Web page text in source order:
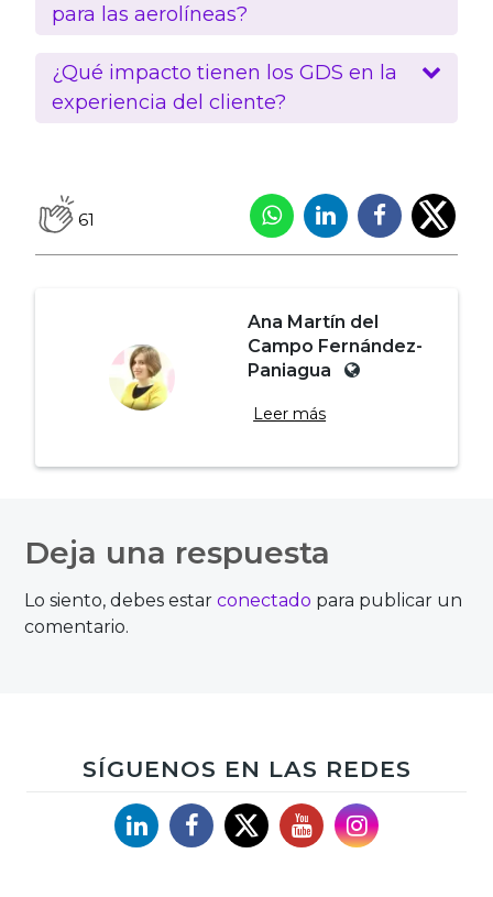
para las aerolíneas?
¿Qué impacto tienen los GDS en la
experiencia del cliente?
61
Ana Martín del
Campo Fernández-
Paniagua
Leer más
de
entradas
Deja una respuesta
Lo siento, debes estarconectado para publicar un
comentario.
SÍGUENOS EN LAS REDES
LinkedinFacebook
X YouTubeInstagram